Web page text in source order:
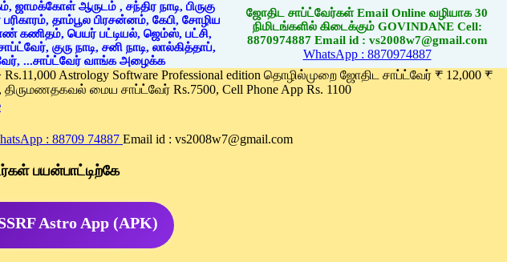
ஜோதிட சாப்ட்வேர்கள் Email Online வழியாக 30
நிமிடங்களில் கிடைக்கும் GOVINDANE Cell:
8870974887 Email id : vs2008w7@gmail.com
WhatsApp : 8870974887
Astrology Software Professional edition தொழில்முறை ஜோதிட சாப்ட்வேர் ₹ 12,000 ₹
திருமணதகவல் மைய சாப்ட்வேர் Rs.7500, Cell Phone App Rs. 1100
: 88709 74887 Email id : vs2008w7@gmail.com
பயன்பாட்டிற்கே
Astro App (APK)